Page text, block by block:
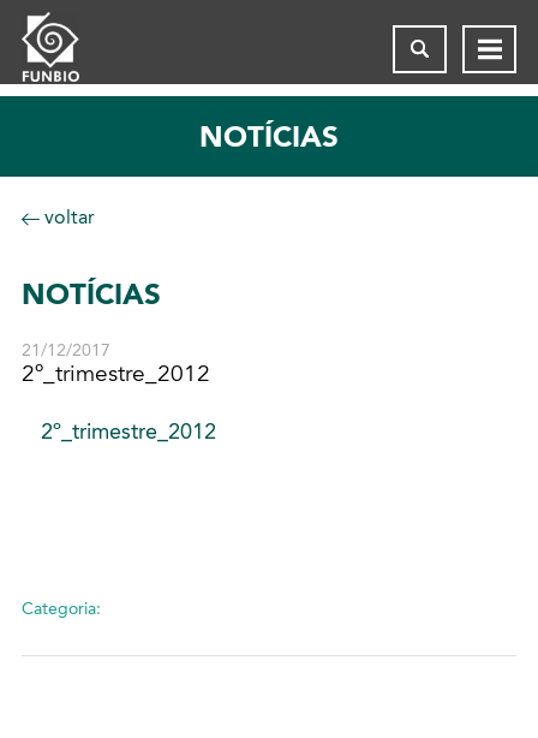
NOTÍCIAS
voltar
NOTÍCIAS
21/12/2017
2º_trimestre_2012
2º_trimestre_2012
Categoria: